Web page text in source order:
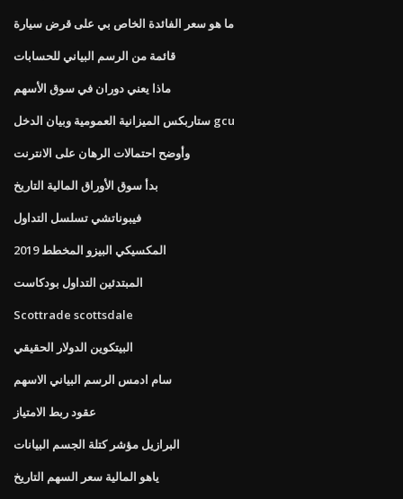
ما هو سعر الفائدة الخاص بي على قرض سيارة
قائمة من الرسم البياني للحسابات
ماذا يعني دوران في سوق الأسهم
ستاربكس الميزانية العمومية وبيان الدخل gcu
وأوضح احتمالات الرهان على الانترنت
بدأ سوق الأوراق المالية التاريخ
فيبوناتشي تسلسل التداول
المكسيكي البيزو المخطط 2019
المبتدئين التداول بودكاست
Scottrade scottsdale
البيتكوين الدولار الحقيقي
سام ادمس الرسم البياني الاسهم
عقود ربط الامتياز
البرازيل مؤشر كتلة الجسم البيانات
ياهو المالية سعر السهم التاريخ